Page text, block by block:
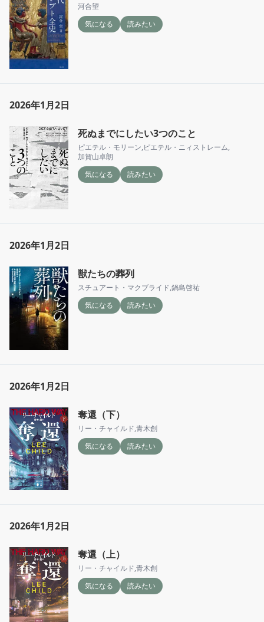
河合望
気になる
読みたい
2026年1月2日
死ぬまでにしたい3つのこと
ピエテル・モリーン,ピエテル・ニィストレーム,
加賀山卓朗
気になる
読みたい
2026年1月2日
獣たちの葬列
スチュアート・マクブライド,鍋島啓祐
気になる
読みたい
2026年1月2日
奪還（下）
リー・チャイルド,青木創
気になる
読みたい
2026年1月2日
奪還（上）
リー・チャイルド,青木創
気になる
読みたい